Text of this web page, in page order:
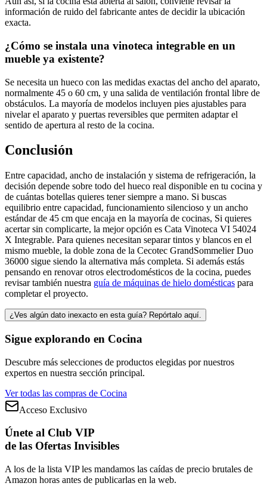
información de ruido del fabricante antes de decidir la ubicación
exacta.
¿Cómo se instala una vinoteca integrable en un
mueble ya existente?
Se necesita un hueco con las medidas exactas del ancho del aparato,
normalmente 45 o 60 cm, y una salida de ventilación frontal libre de
obstáculos. La mayoría de modelos incluyen pies ajustables para
nivelar el aparato y puertas reversibles que permiten adaptar el
sentido de apertura al resto de la cocina.
Conclusión
Entre capacidad, ancho de instalación y sistema de refrigeración, la
decisión depende sobre todo del hueco real disponible en tu cocina y
de cuántas botellas quieres tener siempre a mano. Si buscas
equilibrio entre capacidad, funcionamiento silencioso y un ancho
estándar de 45 cm que encaja en la mayoría de cocinas, Si quieres
acertar sin complicarte, la mejor opción es Cata Vinoteca VI 54024
X Integrable. Para quienes necesitan separar tintos y blancos en el
mismo mueble, la doble zona de la Cecotec GrandSommelier Duo
36000 sigue siendo la alternativa más completa. Si además estás
pensando en renovar otros electrodomésticos de la cocina, puedes
revisar también nuestra guía de máquinas de hielo domésticas para
completar el proyecto.
¿Ves algún dato inexacto en esta guía? Repórtalo aquí.
Sigue explorando en Cocina
Descubre más selecciones de productos elegidas por nuestros
expertos en nuestra sección principal.
Ver todas las compras de Cocina
Acceso Exclusivo
Únete al Club VIP
de las Ofertas Invisibles
A los de la lista VIP les mandamos las caídas de precio brutales de
Amazon horas antes de publicarlas en la web.